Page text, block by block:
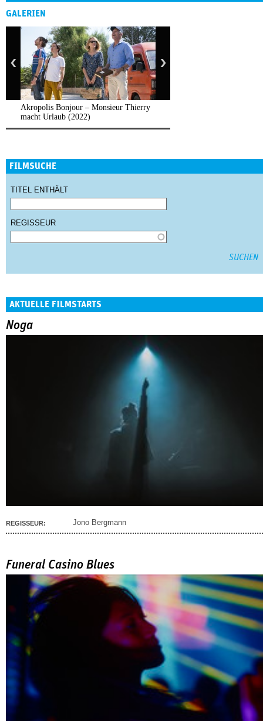
GALERIEN
Akropolis Bonjour – Monsieur Thierry
macht Urlaub (2022)
FILMSUCHE
TITEL ENTHÄLT
REGISSEUR
AKTUELLE FILMSTARTS
Noga
REGISSEUR: Jono Bergmann
Funeral Casino Blues